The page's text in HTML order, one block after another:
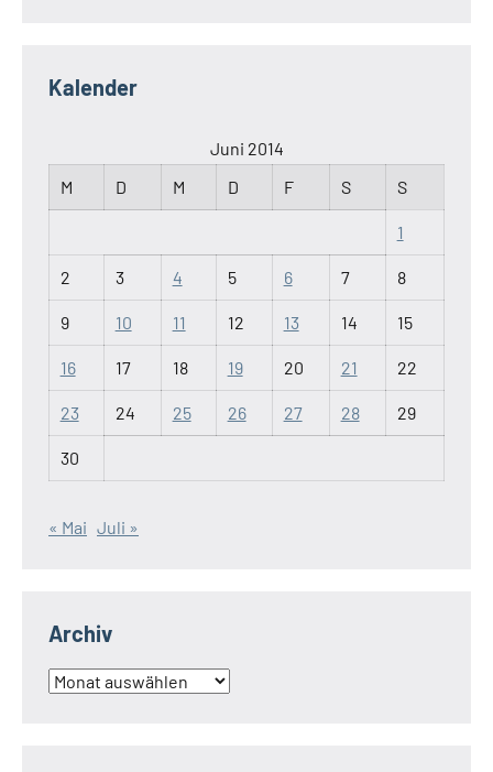
Kalender
Juni 2014
M
D M D F S S
1
2 3 4 5 6 7 8
9 10 11 12 13 14 15
16 17 18 19 20 21 22
23 24 25 26 27 28 29
30
« Mai Juli »
Archiv
Archiv